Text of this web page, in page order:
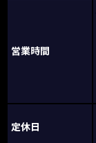
営業時間
定休日